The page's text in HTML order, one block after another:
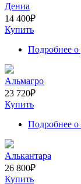
Дениа
14 400₽
Купить
Подробнее о
Альмагро
23 720₽
Купить
Подробнее о
Алькантара
26 800₽
Купить